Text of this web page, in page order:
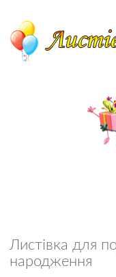
Листівка для
народження